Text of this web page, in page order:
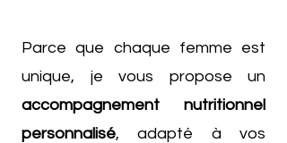
Parce que chaque femme est
unique, je vous propose un
accompagnement nutritionnel
personnalisé, adapté à vos